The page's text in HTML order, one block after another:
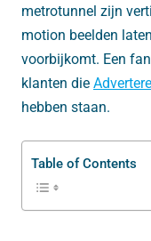
metrotunnel zijn
motion beelden
voorbijkomt. Een
klanten die
hebben staan.
Table of Contents